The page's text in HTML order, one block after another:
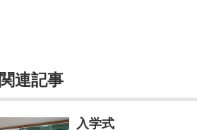
関連記事
入学式